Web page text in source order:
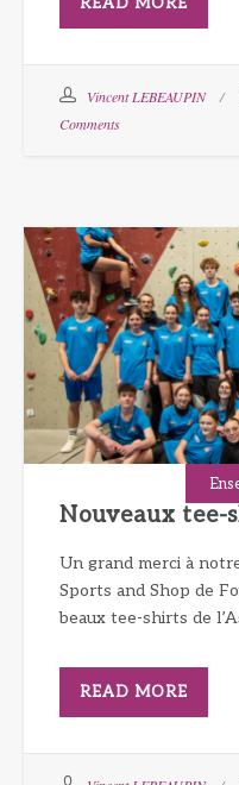
Vincent LEBEAUPIN
Comments
Nouveaux tee-
Un grand merci à
Sports and Shop de
beaux tee-shirts de
READ MORE